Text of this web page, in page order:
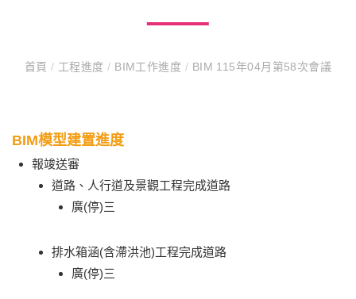
首頁/ 工程進度/ BIM工作進度 / BIM 115年04月第58次會議
BIM模型建置進度
報竣送審
道路、人行道及景觀工程完成道路
廣(停)三
排水箱涵(含滯洪池)工程完成道路
廣(停)三